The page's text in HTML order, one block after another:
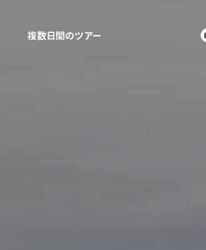
複数日間のツアー